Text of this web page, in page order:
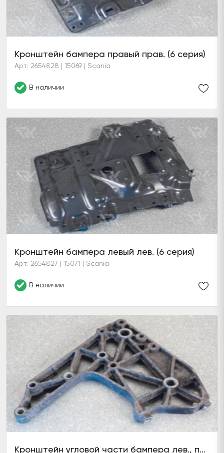
Кронштейн бампера правый прав. (6 серия)
Арт: 2654828 | 15069 | Scania
В наличии
Кронштейн бампера левый лев. (6 серия)
Арт: 2654827 | 15071 | Scania
В наличии
Кронштейн угловой части бампера лев., прав. (6 серия)